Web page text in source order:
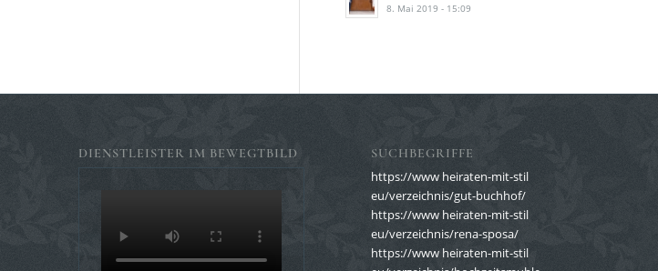
8. Mai 2019 - 15:09
DIENSTLEISTER IM BEWEGTBILD SUCHBEGRIFFE
https://www heiraten-mit-stil
eu/verzeichnis/gut-buchhof/
https://www heiraten-mit-stil
eu/verzeichnis/rena-sposa/
https://www heiraten-mit-stil